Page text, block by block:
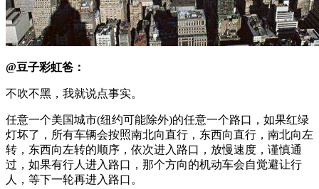
@豆子彩虹爸：
不吹不黑，我就说点事实。
任意一个美国城市(纽约可能除外)的任意一个路口，如果红绿
灯坏了，所有车辆会按照南北向直行，东西向直行，南北向左
转，东西向左转的顺序，依次进入路口，放慢速度，谨慎通
过，如果有行人进入路口，那个方向的机动车会自觉避让行
人，等下一轮再进入路口。